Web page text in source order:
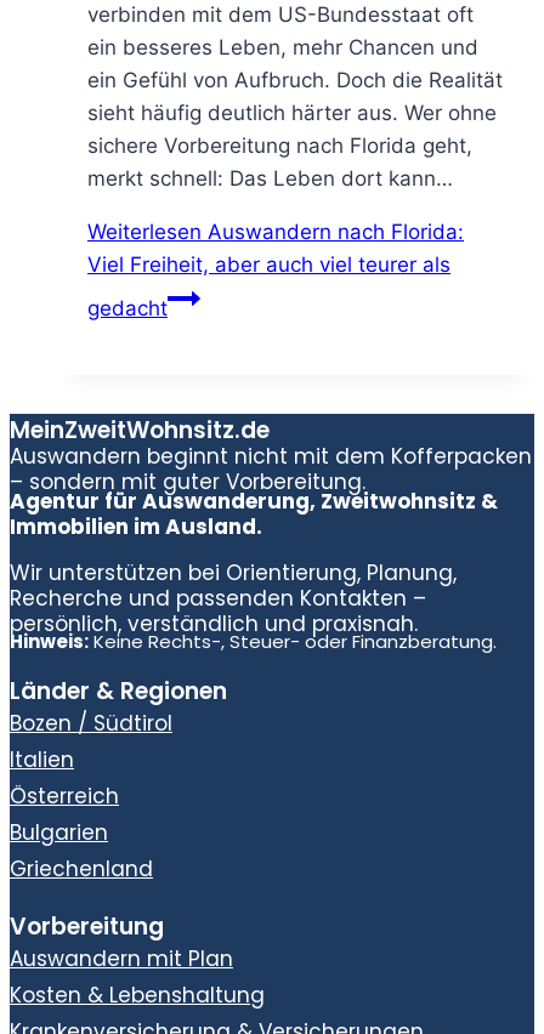
verbinden mit dem US-Bundesstaat oft
ein besseres Leben, mehr Chancen und
ein Gefühl von Aufbruch. Doch die Realität
sieht häufig deutlich härter aus. Wer ohne
sichere Vorbereitung nach Florida geht,
merkt schnell: Das Leben dort kann…
Weiterlesen Auswandern nach Florida:
Viel Freiheit, aber auch viel teurer als
gedacht
MeinZweitWohnsitz.de
Auswandern beginnt nicht mit dem Kofferpacken
– sondern mit guter Vorbereitung.
Agentur für Auswanderung, Zweitwohnsitz &
Immobilien im Ausland.
Wir unterstützen bei Orientierung, Planung,
Recherche und passenden Kontakten –
persönlich, verständlich und praxisnah.
Hinweis:Keine Rechts-, Steuer- oder Finanzberatung.
Länder & Regionen
Bozen / Südtirol
Italien
Österreich
Bulgarien
Griechenland
Vorbereitung
Auswandern mit Plan
Kosten & Lebenshaltung